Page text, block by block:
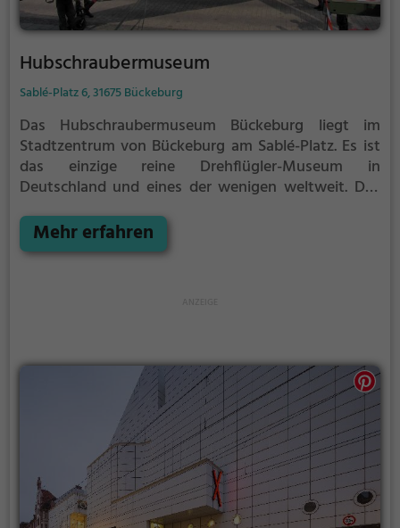
Hubschraubermuseum
Sablé-Platz 6, 31675 Bückeburg
Das Hubschraubermuseum Bückeburg liegt im
Stadtzentrum von Bückeburg am Sablé-Platz. Es ist
das einzige reine Drehflügler-Museum in
Deutschland und eines der wenigen weltweit. Das
Hubschrauber gewidmet.
Mehr erfahren